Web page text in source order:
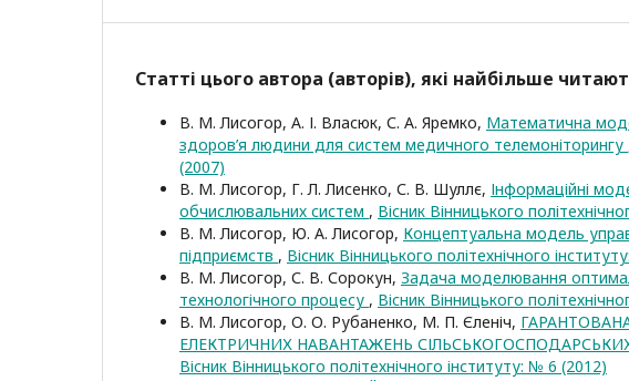
Статті цього автора (авторів), які найбільше
В. М. Лисогор, А. І. Власюк, С. А. Яремко, Математична
здоров’я людини для систем медичного телемоніторингу
(2007)
В. М. Лисогор, Г. Л. Лисенко, С. В. Шуллє, Інформаційні
обчислювальних систем , Вісник Вінницького
В. М. Лисогор, Ю. А. Лисогор, Концептуальна модель
підприємств , Вісник Вінницького політехнічного
В. М. Лисогор, С. В. Сорокун, Задача моделювання
технологічного процесу , Вісник Вінницького
В. М. Лисогор, О. О. Рубаненко, М. П. Єленіч,
ЕЛЕКТРИЧНИХ НАВАНТАЖЕНЬ
Вісник Вінницького політехнічного інституту: № 6 (2012)